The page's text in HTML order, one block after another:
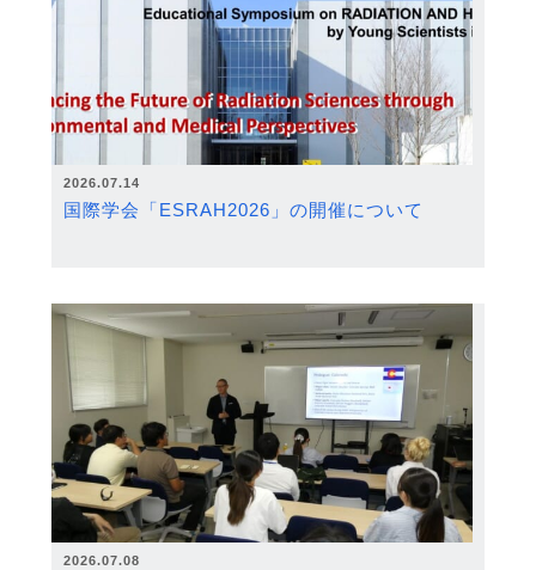
2026.07.14
国際学会「ESRAH2026」の開催について
2026.07.08